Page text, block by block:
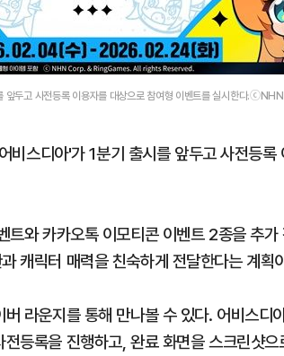
두고 사전등록 이용자를 대상으로 참여형 이벤트를 실시한다.ⓒNHN
스디아'가 1분기 출시를 앞두고 사전등록
트와 카카오톡 이모티콘 이벤트 2종을 추
캐릭터 매력을 친숙하게 전달한다는 계획
라운지를 통해 만나볼 수 있다. 어비스디
등록을 진행하고, 완료 화면을 스크린샷